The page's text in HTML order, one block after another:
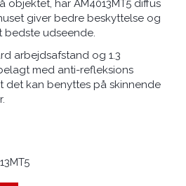
har AM4013MT5 diffus
giver bedre beskyttelse og
udseende.
arbejdsafstand og 1.3
med anti-refleksions
det kan benyttes på skinnende